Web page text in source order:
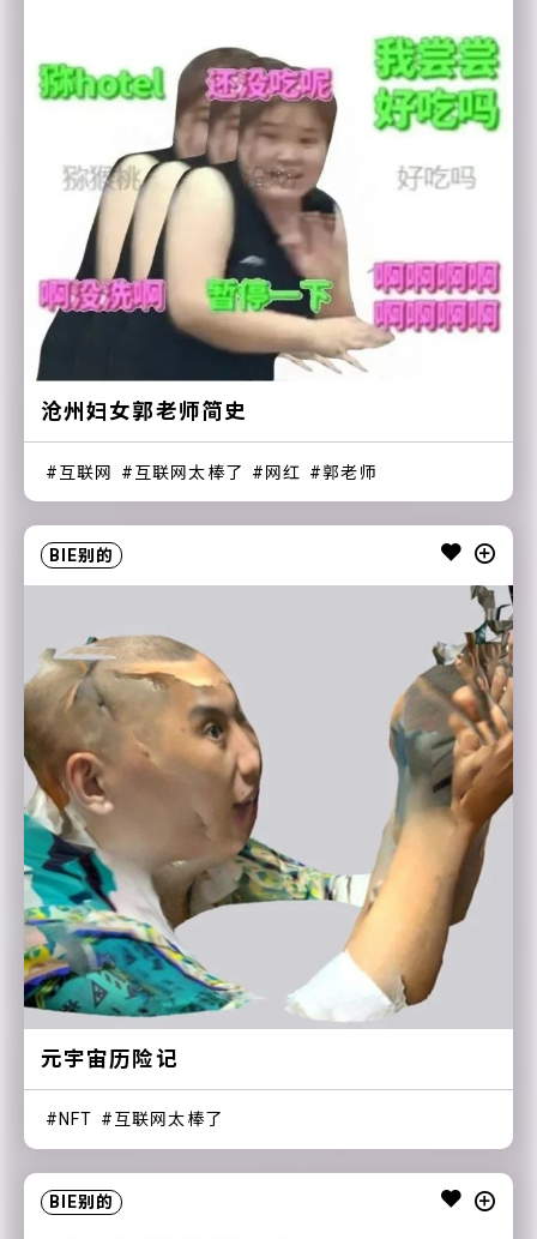
沧州妇女郭老师简史
互联网 互联网太棒了 网红 郭老师
BIE别的
元宇宙历险记
NFT 互联网太棒了
BIE别的